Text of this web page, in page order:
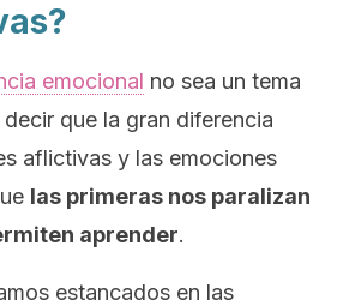
emocional no sea un tema
que la gran diferencia
aflictivas y las emociones
las primeras nos paralizan
aprender.
estancados en las